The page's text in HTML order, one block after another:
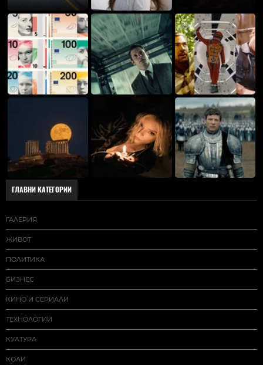
ГЛАВНИ КАТЕГОРИИ
ГАЛЕРИЯ
ЖИВОТ
ПОЛИТИКА
БИЗНЕС
КИНО И СЕРИАЛИ
ТЕХНОЛОГИИ
КУЛТУРА
КОЛИ